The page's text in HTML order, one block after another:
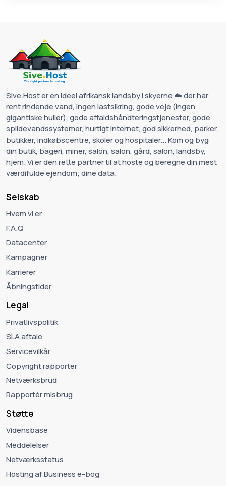
Sive.Host er en ideel afrikansk landsby i skyerne ☁️ der har
rent rindende vand, ingen lastsikring, gode veje (ingen
gigantiske huller), gode affaldshåndteringstjenester, gode
spildevandssystemer, hurtigt internet, god sikkerhed, parker,
butikker, indkøbscentre, skoler og hospitaler... Kom og byg
din butik, bageri, miner, salon, salon, gård, salon, landsby,
hjem. Vi er den rette partner til at hoste og beregne din mest
værdifulde ejendom; dine data.
Selskab
Hvem vi er
F.A.Q
Datacenter
Kampagner
Karrierer
Åbningstider
Legal
Privatlivspolitik
SLA aftale
Servicevilkår
Copyright rapporter
Netværksbrud
Rapportér misbrug
Støtte
Vidensbase
Meddelelser
Netværksstatus
Hosting af Business e-bog